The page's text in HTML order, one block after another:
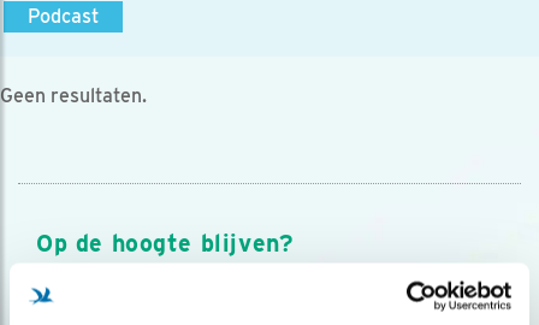
Podcast
Geen resultaten.
Op de hoogte blijven?
Meld je aan en ontvang nieuws, inspiratie, acties en tips
over vogels en activiteiten van Vogelbescherming.